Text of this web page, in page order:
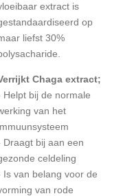
extract is
op
liefst 30%
Chaga extract;
Helpt bij de normale
van het
Draagt bij aan een
celdeling
Is van belang voor de
van rode